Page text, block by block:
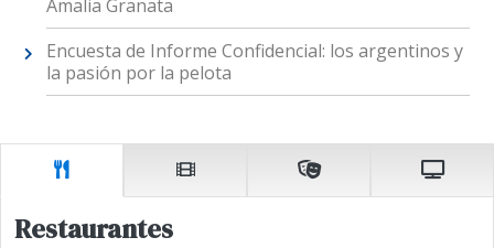
Amalia Granata
Encuesta de Informe Confidencial: los argentinos y
la pasión por la pelota
Restaurantes